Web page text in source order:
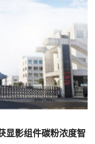
显影组件碳粉浓度智